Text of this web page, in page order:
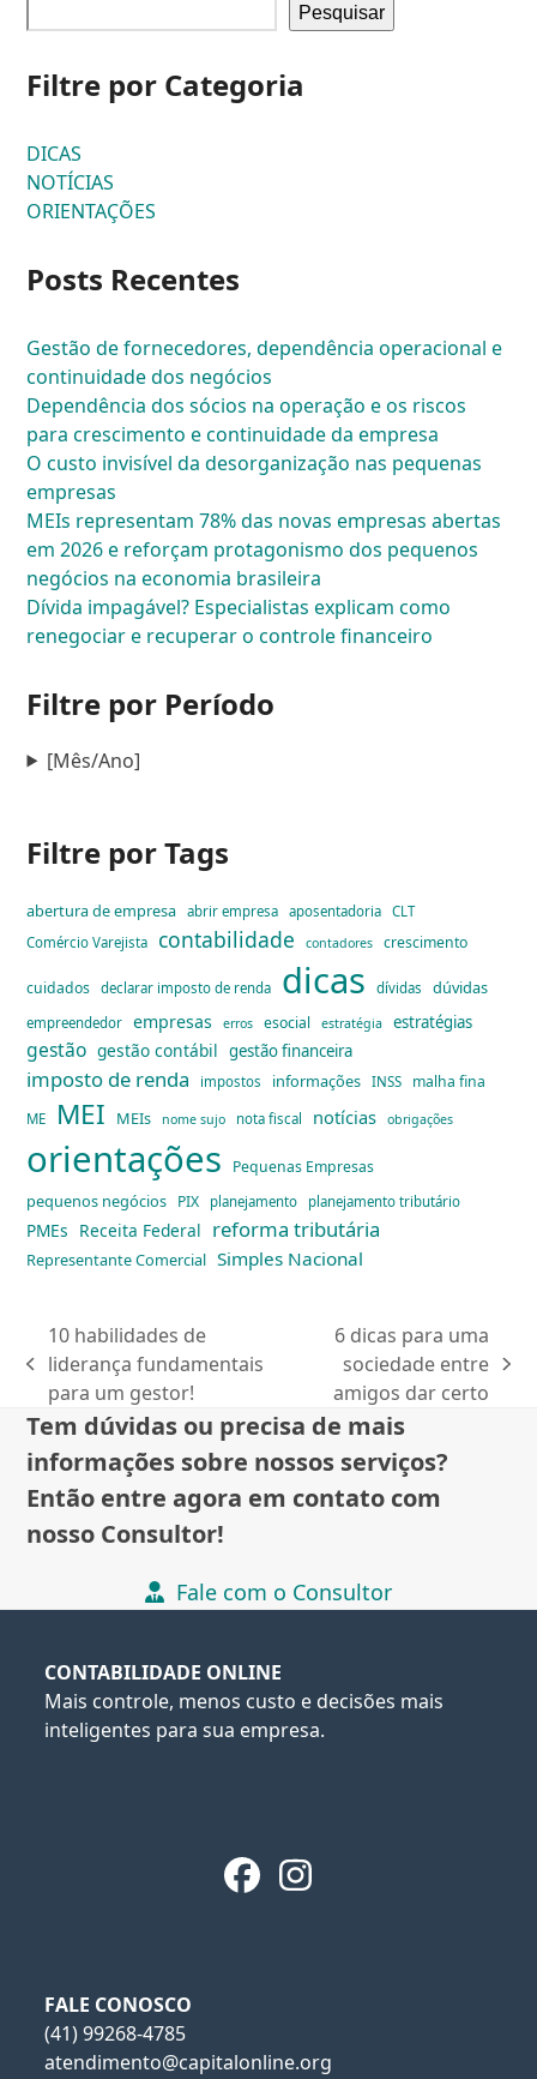
Pesquisar
Filtre por Categoria
DICAS
NOTÍCIAS
ORIENTAÇÕES
Posts Recentes
Gestão de fornecedores, dependência operacional e
continuidade dos negócios
Dependência dos sócios na operação e os riscos
para crescimento e continuidade da empresa
O custo invisível da desorganização nas pequenas
empresas
MEIs representam 78% das novas empresas abertas
em 2026 e reforçam protagonismo dos pequenos
negócios na economia brasileira
Dívida impagável? Especialistas explicam como
renegociar e recuperar o controle financeiro
Filtre por Período
[Mês/Ano]
Filtre por Tags
abertura de empresa abrir empresa aposentadoria
CLT
Comércio Varejista
contabilidade contadores crescimento
cuidados declarar imposto de renda dicas dívidas dúvidas
empreendedor empresas erros esocial estratégia estratégias
gestão gestão contábil gestão financeira
imposto de renda impostos informações INSS malha fina
ME MEI MEIs nome sujo nota fiscal notícias obrigações
orientações Pequenas Empresas
pequenos negócios PIX planejamento planejamento tributário
PMEs Receita Federal reforma tributária
Representante Comercial Simples Nacional
previous
post:
10 habilidades de
liderança fundamentais
para um gestor!
post:
6 dicas para uma
sociedade entre
amigos dar certo
Tem dúvidas ou precisa de mais
informações sobre nossos serviços?
Então entre agora em contato com
nosso Consultor!
Fale com o Consultor
CONTABILIDADE ONLINE
Mais controle, menos custo e decisões mais
inteligentes para sua empresa.
Facebook
Instagram
FALE CONOSCO
(41) 99268-4785
atendimento@capitalonline.org